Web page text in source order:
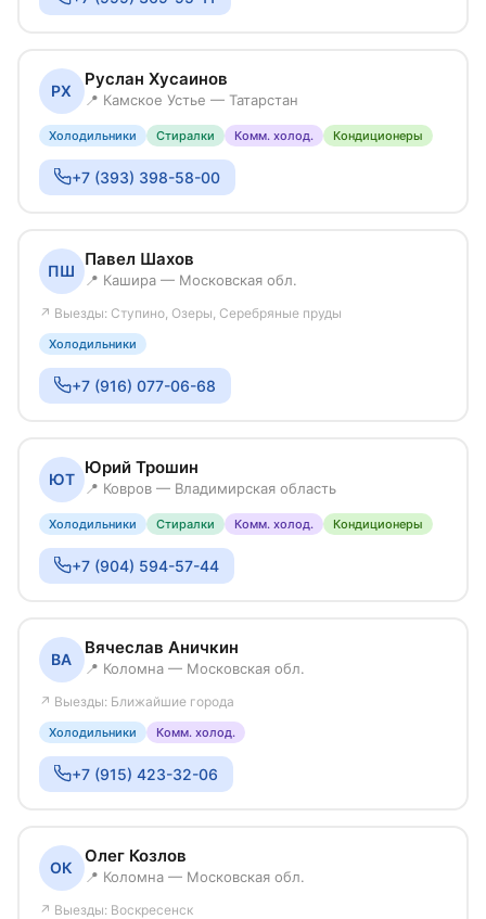
РХ
Руслан Хусаинов
📍 Камское Устье — Татарстан
Холодильники Стиралки Комм. холод. Кондиционеры
+7 (393) 398-58-00
ПШ
Павел Шахов
📍 Кашира — Московская обл.
↗ Выезды: Ступино, Озеры, Серебряные пруды
Холодильники
+7 (916) 077-06-68
ЮТ
Юрий Трошин
📍 Ковров — Владимирская область
Холодильники Стиралки Комм. холод. Кондиционеры
+7 (904) 594-57-44
ВА
Вячеслав Аничкин
📍 Коломна — Московская обл.
↗ Выезды: Ближайшие города
Холодильники Комм. холод.
+7 (915) 423-32-06
ОК
Олег Козлов
📍 Коломна — Московская обл.
↗ Выезды: Воскресенск